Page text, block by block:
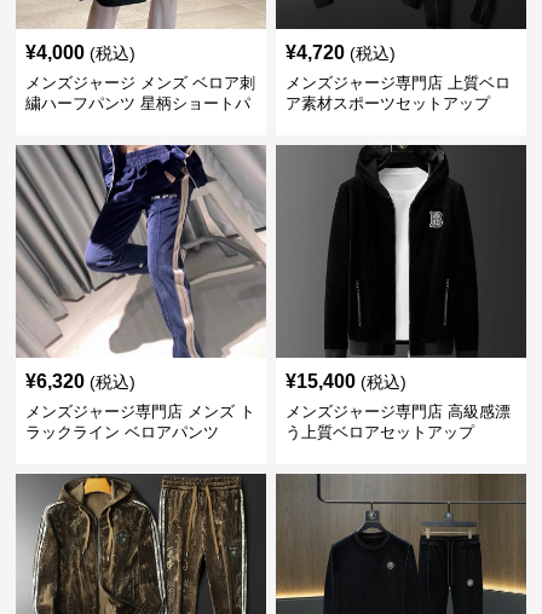
¥4,000 (税込)
メンズジャージ メンズ ベロア刺
繍ハーフパンツ 星柄ショートパ
¥4,720 (税込)
メンズジャージ専門店 上質ベロ
ア素材スポーツセットアップ
¥6,320 (税込)
メンズジャージ専門店 メンズ ト
ラックライン ベロアパンツ
¥15,400 (税込)
メンズジャージ専門店 高級感漂
う上質ベロアセットアップ